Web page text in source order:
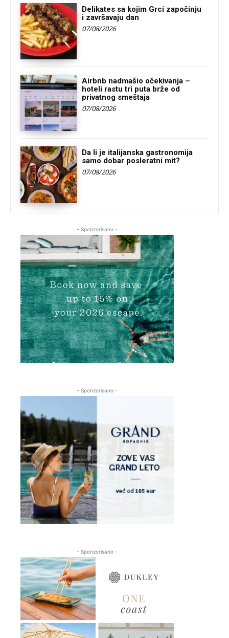
Delikates sa kojim Grci započinju
i završavaju dan
07/08/2026
Airbnb nadmašio očekivanja –
hoteli rastu tri puta brže od
privatnog smeštaja
07/08/2026
Da li je italijanska gastronomija
samo dobar posleratni mit?
07/08/2026
- Sponzorisano -
- Sponzorisano -
- Sponzorisano -